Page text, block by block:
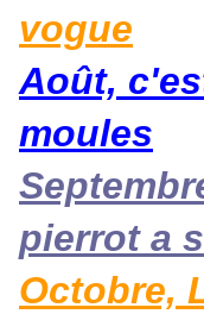
vogue
Août,
moules
pierrot a
Octobre,